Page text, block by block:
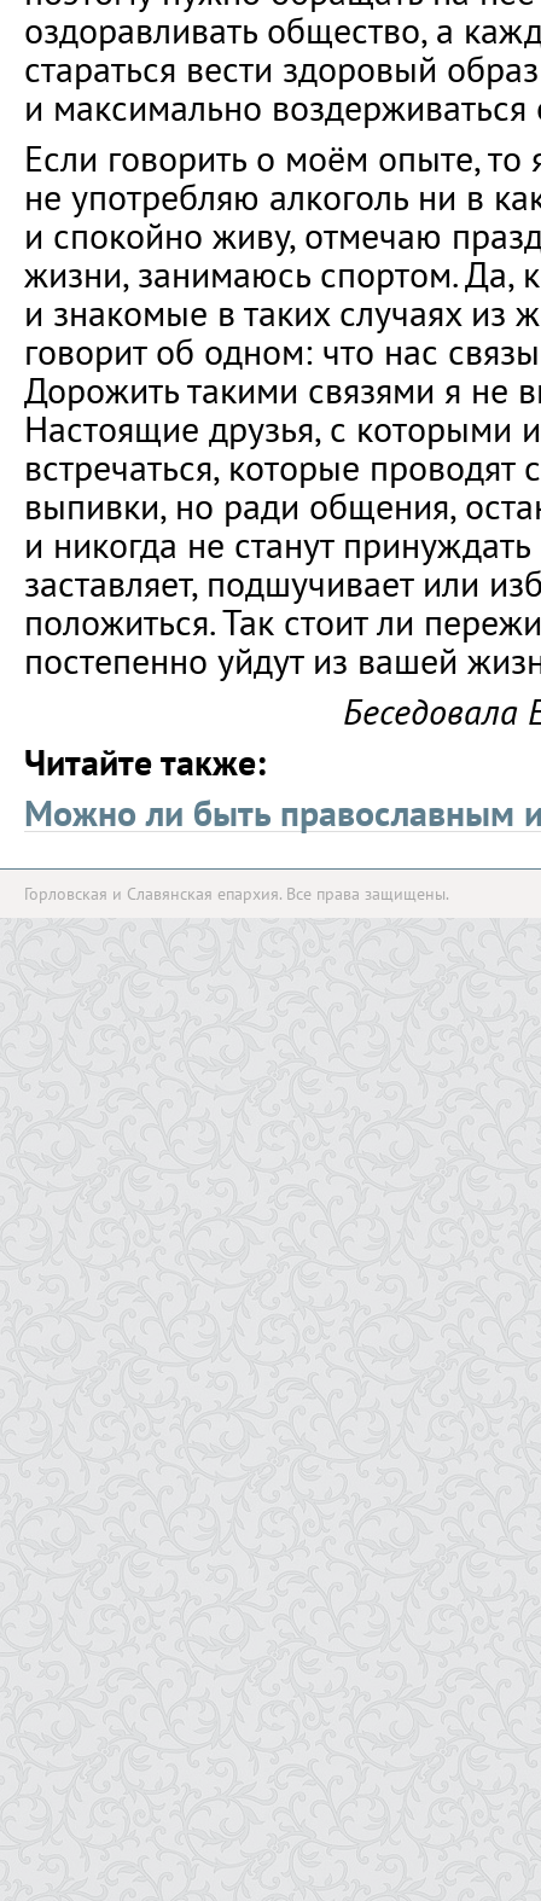
оздоравливать общество, а
стараться вести здоровый
и максимально воздерживаться
Если говорить о моём опыте, то
не употребляю алкоголь ни в
и спокойно живу, отмечаю
жизни, занимаюсь спортом. Да,
и знакомые в таких случаях из
говорит об одном: что нас
Дорожить такими связями я не
Настоящие друзья, с которыми
встречаться, которые
выпивки, но ради общения,
и никогда не станут принуждать
заставляет, подшучивает или
положиться. Так стоит ли
постепенно уйдут из вашей
Читайте также:
Можно ли быть православным
Горловская и Славянская епархия. Все права защищены.